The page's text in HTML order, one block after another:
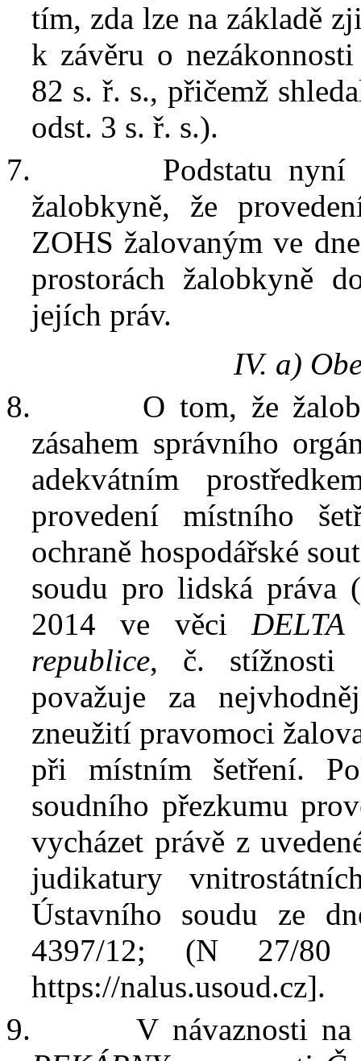
tím, zda lze na základě
k závěru o nezákonnosti
82 s. ř. s., přičemž
odst. 3 s. ř. s.).
7.
Podstatu
žalobkyně, že
ZOHS žalovaným ve
prostorách žalobkyně
jejích práv.
IV. a)
8.
O tom, že
zásahem správního
adekvátním
provedení místního
ochraně hospodářské
soudu pro lidská práva
2014 ve věci
republice, č. stížnosti
považuje za
zneužití pravomoci
při místním šetření.
soudního přezkumu
vycházet právě z
judikatury
Ústavního soudu ze
4397/12; (N 27/
https://nalus.usoud.cz].
9.
V návaznosti